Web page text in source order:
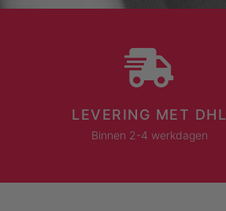
LEVERING MET DHL
Binnen 2-4 werkdagen